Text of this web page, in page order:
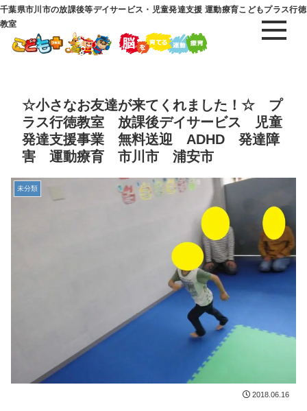
千葉県市川市の放課後等デイサービス・児童発達支援 運動療育こどもプラス行徳
教室
☆小さなお友達が来てくれました！☆ プ
ラス行徳教室 放課後デイサービス 児童
発達支援事業 無料送迎 ADHD 発達障
害 運動療育 市川市 浦安市
未分類
2018.06.16